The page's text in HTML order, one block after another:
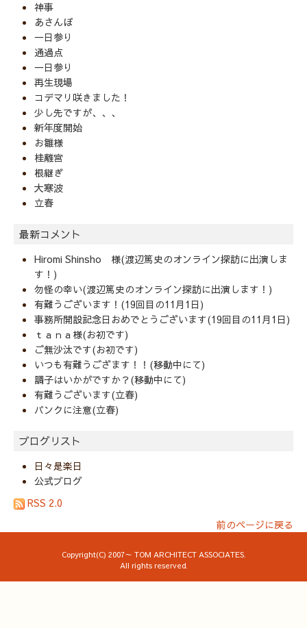
神事
あさんぽ
一日参り
通過点
一日参り
再生現場
コデマリ咲きました！
少し先ですが、、、
新年度開始
お雛様
桂離宮
根継ぎ
大寒波
立春
最新コメント
Hiromi Shinsho 様(渡辺篤史のオンライン探訪に出演しま
す！)
勿怪の幸い(渡辺篤史のオンライン探訪に出演します！)
有難うございます！(19回目の11月1日)
事務所開設記念日おめでとうございます(19回目の11月1日)
ｔａｎａ様(お初です)
ご無沙汰です(お初です)
いつも有難うござます！！(移動中にて)
調子はいかがですか？(移動中にて)
有難うございます(立春)
パンクに注意(立春)
ブログリスト
日々是楽日
公式ブログ
RSS 2.0
前のページに戻る
Copyright(C) 2007～ TOM ARCHITECT ASSOCIATES.
All rights reserved.